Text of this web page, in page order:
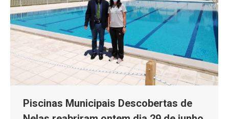
Piscinas Municipais Descobertas de